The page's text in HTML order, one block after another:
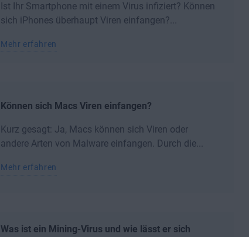
Ist Ihr Smartphone mit einem Virus infiziert? Können
sich iPhones überhaupt Viren einfangen?...
Mehr erfahren
Können sich Macs Viren einfangen?
Kurz gesagt: Ja, Macs können sich Viren oder
andere Arten von Malware einfangen. Durch die...
Mehr erfahren
Was ist ein Mining-Virus und wie lässt er sich